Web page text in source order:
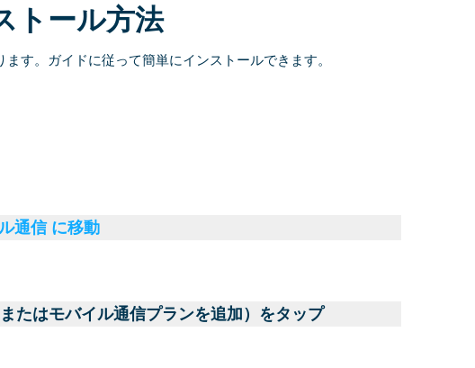
トール方法
す。ガイドに従って簡単にインストールできます。
通信 に移動
たはモバイル通信プランを追加）をタップ